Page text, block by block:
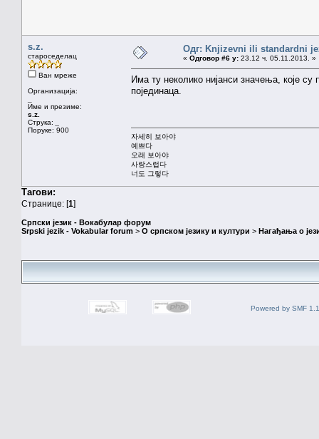
s.z.
староседелац
Ван мреже
Организација:
Име и презиме:
s.z.
Струка:
Поруке: 900
Одг: Knjizevni ili standardni
« Одговор #6 у: 23.12 ч. 05.11.2013. »
Има ту неколико нијанси значења, које
појединаца.
자세히 보아야
예쁘다
오래 보아야
사랑스럽다
너도 그렇다
Тагови:
Странице: [1]
Српски језик - Вокабулар форум
Srpski jezik - Vokabular forum > О српском језику и култури > Нагађања о
Powered by SMF